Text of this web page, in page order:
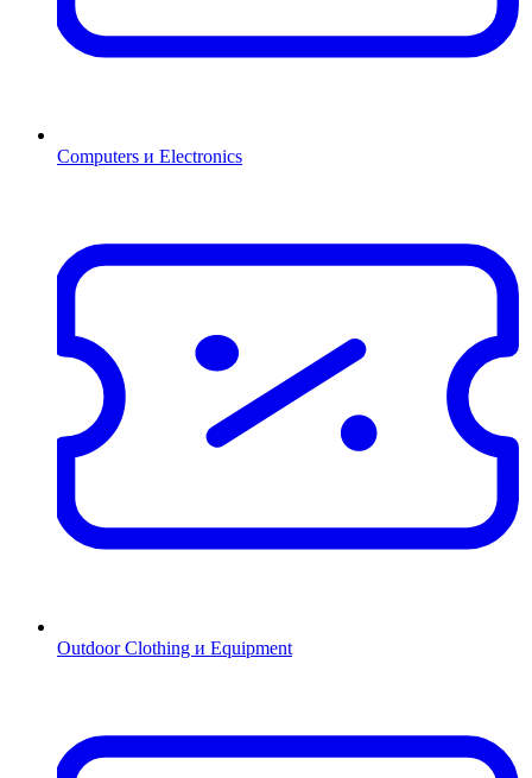
Computers и Electronics
Outdoor Clothing и Equipment